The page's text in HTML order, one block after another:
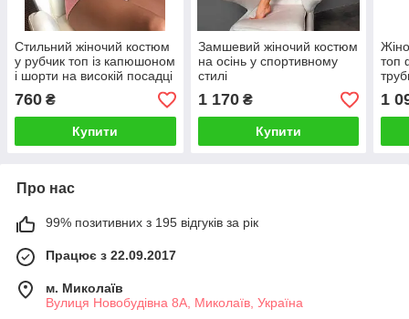
Стильний жіночий костюм
у рубчик топ із капюшоном
і шорти на високій посадці
760 ₴
Купити
Замшевий жіночий костюм
на осінь у спортивному
стилі
1 170₴
Купити
топ
1
Про нас
99% позитивних з 195 відгуків за рік
Працює з 22.09.2017
м. Миколаїв
Вулиця Новобудівна 8А, Миколаїв, Україна